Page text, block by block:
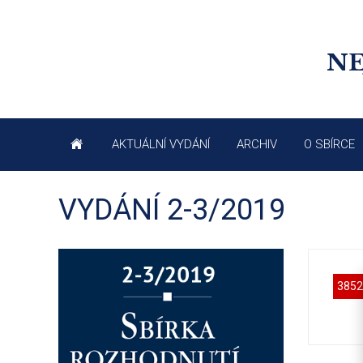
AKTUÁLNÍ VYDÁNÍ ARCHIV O SBÍRCE
VYDÁNÍ 2-3/2019